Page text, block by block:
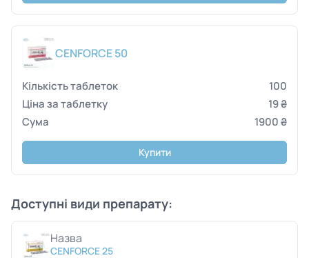
CENFORCE 50
100
19 ₴
1900 ₴
Купити
Доступні види препарату:
Назва
CENFORCE 25